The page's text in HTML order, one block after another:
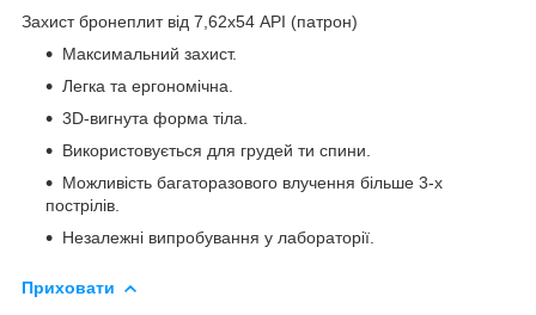
Захист бронеплит від 7,62х54 АРІ (патрон)
Максимальний захист.
Легка та ергономічна.
3D-вигнута форма тіла.
Використовується для грудей ти спини.
Можливість багаторазового влучення більше 3-х
пострілів.
Незалежні випробування у лабораторії.
Приховати